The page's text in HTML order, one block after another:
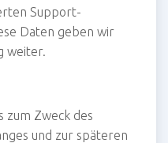
Support-
Daten geben wir
weiter.
zum Zweck des
und zur späteren